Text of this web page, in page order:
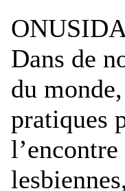
Dans de
du
pratiques
l’encontre